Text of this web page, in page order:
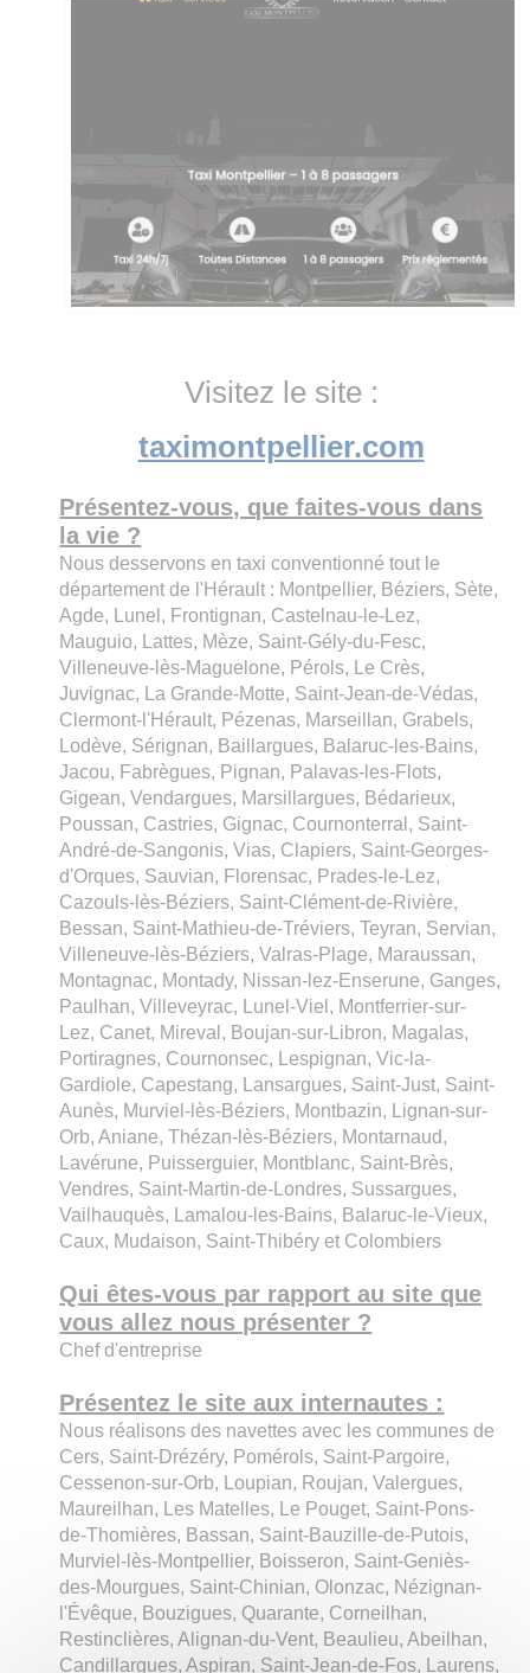
Visitez le site :
taximontpellier.com
Présentez-vous, que faites-vous dans
la vie ?
Nous desservons en taxi conventionné tout le
département de l'Hérault : Montpellier, Béziers, Sète,
Agde, Lunel, Frontignan, Castelnau-le-Lez,
Mauguio, Lattes, Mèze, Saint-Gély-du-Fesc,
Villeneuve-lès-Maguelone, Pérols, Le Crès,
Juvignac, La Grande-Motte, Saint-Jean-de-Védas,
Clermont-l'Hérault, Pézenas, Marseillan, Grabels,
Lodève, Sérignan, Baillargues, Balaruc-les-Bains,
Jacou, Fabrègues, Pignan, Palavas-les-Flots,
Gigean, Vendargues, Marsillargues, Bédarieux,
Poussan, Castries, Gignac, Cournonterral, Saint-
André-de-Sangonis, Vias, Clapiers, Saint-Georges-
d'Orques, Sauvian, Florensac, Prades-le-Lez,
Cazouls-lès-Béziers, Saint-Clément-de-Rivière,
Bessan, Saint-Mathieu-de-Tréviers, Teyran, Servian,
Villeneuve-lès-Béziers, Valras-Plage, Maraussan,
Montagnac, Montady, Nissan-lez-Enserune, Ganges,
Paulhan, Villeveyrac, Lunel-Viel, Montferrier-sur-
Lez, Canet, Mireval, Boujan-sur-Libron, Magalas,
Portiragnes, Cournonsec, Lespignan, Vic-la-
Gardiole, Capestang, Lansargues, Saint-Just, Saint-
Aunès, Murviel-lès-Béziers, Montbazin, Lignan-sur-
Orb, Aniane, Thézan-lès-Béziers, Montarnaud,
Lavérune, Puisserguier, Montblanc, Saint-Brès,
Vendres, Saint-Martin-de-Londres, Sussargues,
Vailhauquès, Lamalou-les-Bains, Balaruc-le-Vieux,
Caux, Mudaison, Saint-Thibéry et Colombiers
Qui êtes-vous par rapport au site que
vous allez nous présenter ?
Chef d'entreprise
Présentez le site aux internautes :
Nous réalisons des navettes avec les communes de
Cers, Saint-Drézéry, Pomérols, Saint-Pargoire,
Cessenon-sur-Orb, Loupian, Roujan, Valergues,
Maureilhan, Les Matelles, Le Pouget, Saint-Pons-
de-Thomières, Bassan, Saint-Bauzille-de-Putois,
Murviel-lès-Montpellier, Boisseron, Saint-Geniès-
des-Mourgues, Saint-Chinian, Olonzac, Nézignan-
l'Évêque, Bouzigues, Quarante, Corneilhan,
Restinclières, Alignan-du-Vent, Beaulieu, Abeilhan,
Candillargues, Aspiran, Saint-Jean-de-Fos, Laurens,